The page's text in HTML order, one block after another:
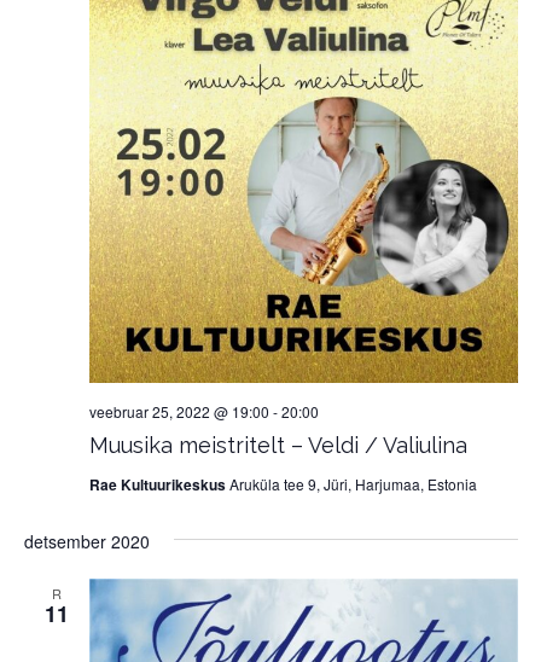
Muusika meistritelt – Veldi / Valiulina
veebruar 25, 2022 @ 19:00 -20:00
Rae KultuurikeskusAruküla tee 9, Jüri, Harjumaa, Estonia
detsember 2020
R
11